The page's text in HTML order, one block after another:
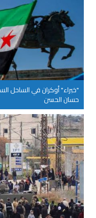
"خبراء" أوكران في الساحل
حسان الحسن